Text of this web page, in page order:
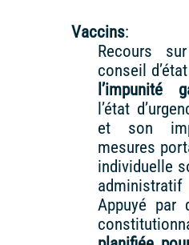
Vaccins:
Recours
conseil
l’impunité
l’état
et son
mesures
individuelle
Appuyé par